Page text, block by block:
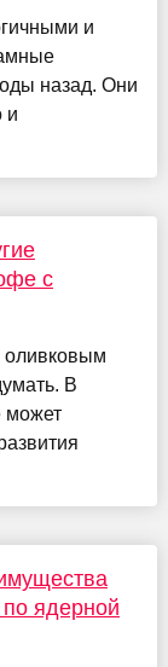
и
назад. Они
и
с
оливковым
В
может
ядерной